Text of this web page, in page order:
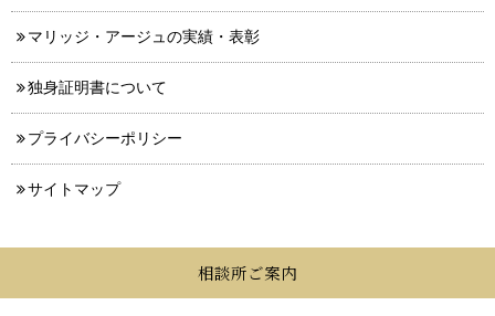
マリッジ・アージュの実績・表彰
独身証明書について
プライバシーポリシー
サイトマップ
相談所ご案内